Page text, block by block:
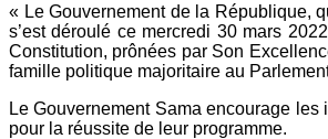
« Le Gouvernement de la République,
s’est déroulé ce mercredi 30 mars
Constitution, prônées par Son
famille politique majoritaire au
Le Gouvernement Sama encourage
pour la réussite de leur programme.